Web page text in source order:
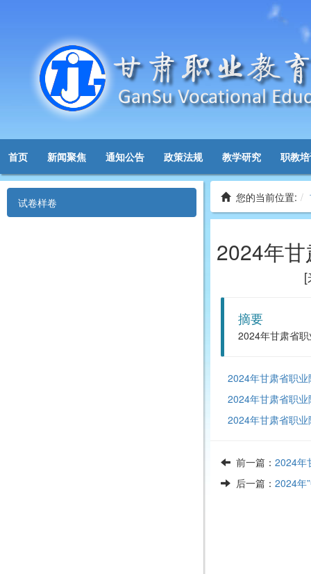
首页 新闻聚焦 通知公告 政策法规 教学研究 职教
试卷样卷 您的当前位置:
2024年
摘要
2024年甘肃省
2024年甘肃省职
2024年甘肃省职
2024年甘肃省职
前一篇： 2024年
后一篇： 2024年